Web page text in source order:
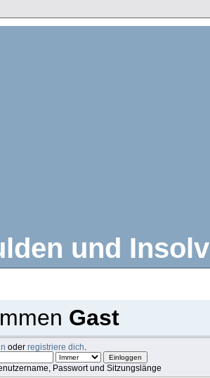
und
Gast
oderregistriere dich
Passwort und Sitzungslänge